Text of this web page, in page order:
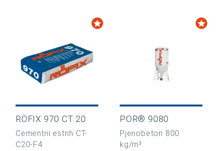
RÖFIX 970 CT 20
Cementni estrih CT-
C20-F4
POR® 9080
Pjenobeton 800
kg/m³